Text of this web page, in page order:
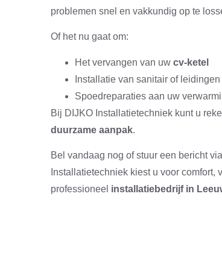
problemen snel en vakkundig op te
Of het nu gaat om:
Het vervangen van uw cv-ketel
Installatie van sanitair of leidingen
Spoedreparaties aan uw
Bij DIJKO Installatietechniek kunt u
duurzame aanpak.
Bel vandaag nog of stuur een bericht
Installatietechniek kiest u voor
professioneel installatiebedrijf in